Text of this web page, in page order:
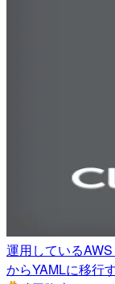
運用している
からYAMLに移行